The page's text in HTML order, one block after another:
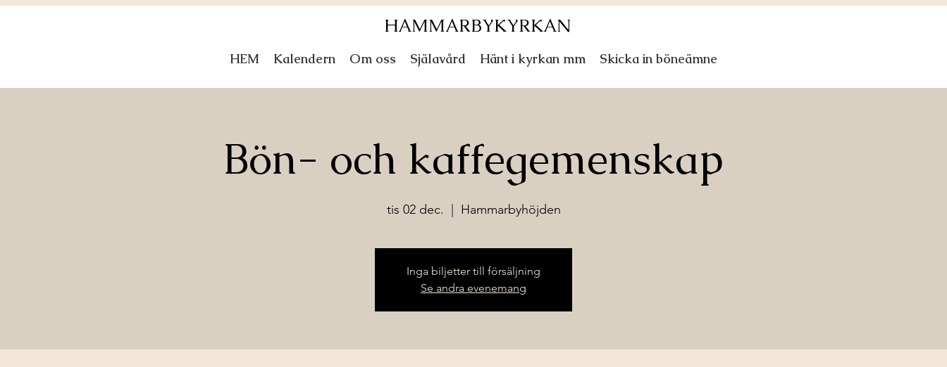
HAMMARBYKYRKAN
HEM Kalendern Om oss Själavård Hänt i kyrkan mm Skicka in böneämne
Bön- och kaffegemenskap
tis 02 dec. Hammarbyhöjden
Inga biljetter till försäljning
Se andra evenemang